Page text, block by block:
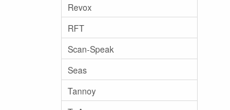
Revox
RFT
Scan-Speak
Seas
Tannoy